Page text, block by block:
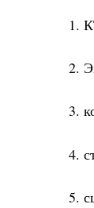
1.
2.
3.
4.
5.